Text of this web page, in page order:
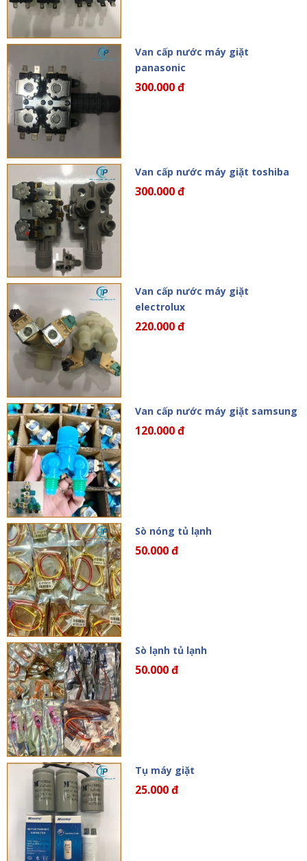
Van cấp nước máy giặt
panasonic
300.000 đ
Van cấp nước máy giặt toshiba
300.000 đ
Van cấp nước máy giặt
electrolux
220.000 đ
Van cấp nước máy giặt samsung
120.000 đ
Sò nóng tủ lạnh
50.000 đ
Sò lạnh tủ lạnh
50.000 đ
Tụ máy giặt
25.000 đ